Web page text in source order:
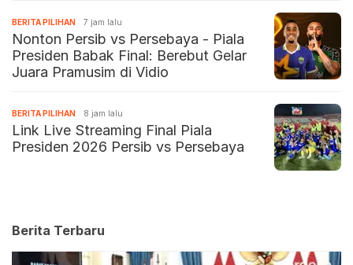
BERITA PILIHAN 7 jam lalu
Nonton Persib vs Persebaya - Piala
Presiden Babak Final: Berebut Gelar
Juara Pramusim di Vidio
BERITA PILIHAN 8 jam lalu
Link Live Streaming Final Piala
Presiden 2026 Persib vs Persebaya
Berita Terbaru